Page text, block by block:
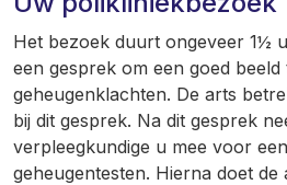
Het bezoek duurt ongeveer 1½
een gesprek om een goed
geheugenklachten. De arts
bij dit gesprek. Na dit gesprek
verpleegkundige u mee voor
geheugentesten. Hierna doet